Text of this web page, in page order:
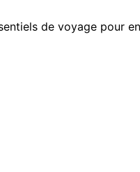
de voyage pour